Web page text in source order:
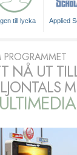
till lycka Applied
NÅ UT